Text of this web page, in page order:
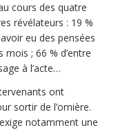
cours des quatre
révélateurs : 19 %
eu des pensées
; 66 % d’entre
à l’acte…
ont
sortir de l’ornière.
notamment une